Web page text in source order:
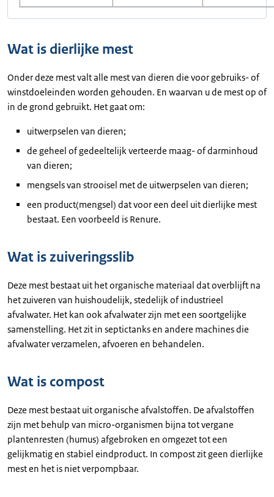
Wat is dierlijke mest
Onder deze mest valt alle mest van dieren die voor gebruiks- of
winstdoeleinden worden gehouden. En waarvan u de mest op of
in de grond gebruikt. Het gaat om:
uitwerpselen van dieren;
de geheel of gedeeltelijk verteerde maag- of darminhoud
van dieren;
mengsels van strooisel met de uitwerpselen van dieren;
een product(mengsel) dat voor een deel uit dierlijke mest
bestaat. Een voorbeeld is Renure.
Wat is zuiveringsslib
Deze mest bestaat uit het organische materiaal dat overblijft na
het zuiveren van huishoudelijk, stedelijk of industrieel
afvalwater. Het kan ook afvalwater zijn met een soortgelijke
samenstelling. Het zit in septictanks en andere machines die
afvalwater verzamelen, afvoeren en behandelen.
Wat is compost
Deze mest bestaat uit organische afvalstoffen. De afvalstoffen
zijn met behulp van micro-organismen bijna tot vergane
plantenresten (humus) afgebroken en omgezet tot een
gelijkmatig en stabiel eindproduct. In compost zit geen dierlijke
mest en het is niet verpompbaar.